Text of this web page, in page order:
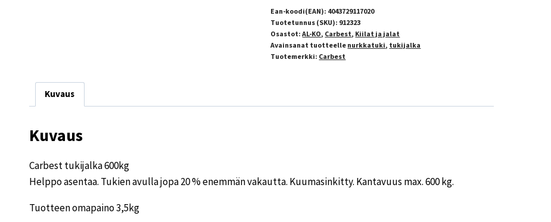
Ean-koodi(EAN): 4043729117020
Tuotetunnus (SKU): 912323
Osastot:AL-KO, Carbest, Kiilat ja jalat
Avainsanat tuotteelle nurkkatuki, tukijalka
Tuotemerkki: Carbest
Kuvaus
Kuvaus
Carbest tukijalka 600kg
Helppo asentaa. Tukien avulla jopa 20 % enemmän vakautta. Kuumasinkitty. Kantavuus max. 600 kg.
Tuotteen omapaino 3,5kg